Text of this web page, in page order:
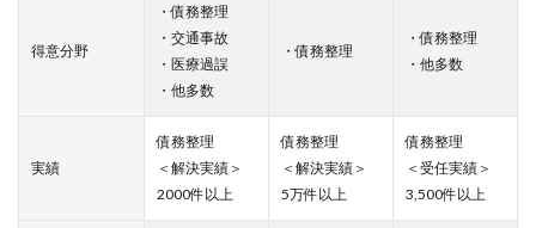
得意分野
・債務整理
・交通事故
・医療過誤
・他多数
・債務整理
・債務整理
・他多数
実績
債務整理
＜解決実績＞
2000件以上
債務整理
＜解決実績＞
5万件以上
債務整理
＜受任実績＞
3,500件以上